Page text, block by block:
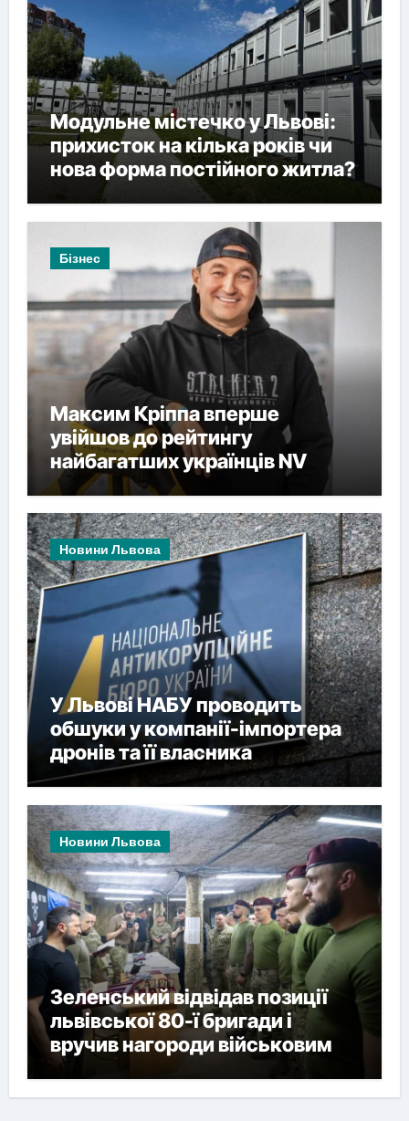
Модульне містечко у Львові:
прихисток на кілька років чи
нова форма постійного житла?
Бізнес
Максим Кріппа вперше
увійшов до рейтингу
найбагатших українців NV
Новини Львова
У Львові НАБУ проводить
обшуки у компанії-імпортера
дронів та її власника
Новини Львова
Зеленський відвідав позиції
львівської 80-ї бригади і
вручив нагороди військовим